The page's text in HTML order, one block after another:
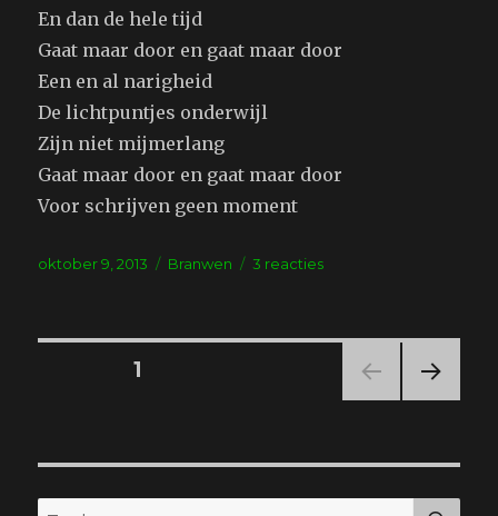
En dan de hele tijd
Gaat maar door en gaat maar door
Een en al narigheid
De lichtpuntjes onderwijl
Zijn niet mijmerlang
Gaat maar door en gaat maar door
Voor schrijven geen moment
Geplaatst
oktober 9, 2013 Tags
Branwen 3 reactiesop
Berichten
PAGINA1
PAGI
NA